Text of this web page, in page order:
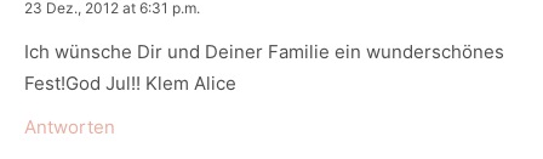
says:
23 Dez., 2012 at 6:31 p.m.
Ich wünsche Dir und Deiner Familie ein wunderschönes
Fest!God Jul!! Klem Alice
Antworten